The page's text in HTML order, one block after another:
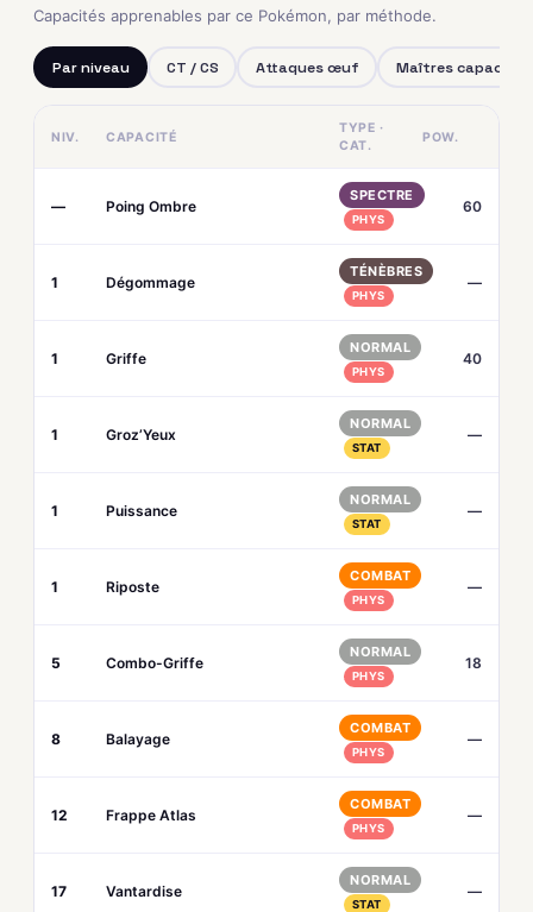
Capacités apprenables par ce Pokémon, par méthode.
Par niveau CT / CS Attaques œuf Maîtres capacités
NIV. CAPACITÉ
TYPE ·
CAT.
POW.
— Poing Ombre
SPECTRE
PHYS
60
1 Dégommage
TÉNÈBRES
PHYS
—
1 Griffe
NORMAL
PHYS
40
1 Groz’Yeux
NORMAL
STAT
—
1 Puissance
NORMAL
STAT
—
1 Riposte
COMBAT
PHYS
—
5 Combo-Griffe
NORMAL
PHYS
18
8 Balayage
COMBAT
PHYS
—
12 Frappe Atlas
COMBAT
PHYS
—
17 Vantardise
NORMAL
STAT
—